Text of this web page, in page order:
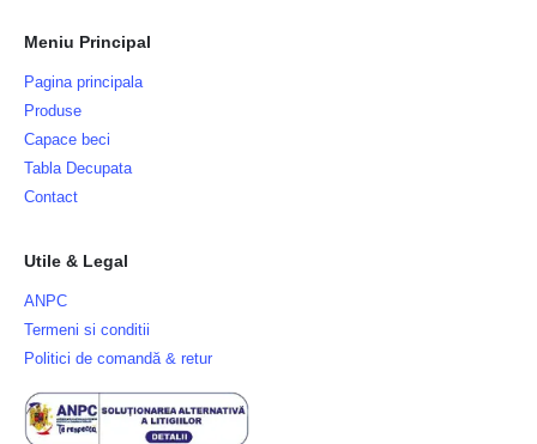
Meniu Principal
Pagina principala
Produse
Capace beci
Tabla Decupata
Contact
Utile & Legal
ANPC
Termeni si conditii
Politici de comandă & retur